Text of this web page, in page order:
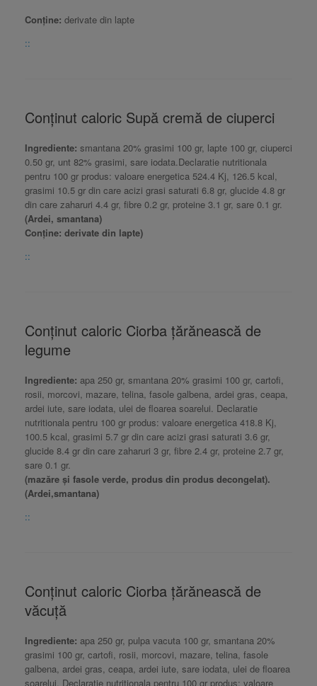
Conține: derivate din lapte
::
Conținut caloric Supă cremă de ciuperci
Ingrediente: smantana 20% grasimi 100 gr, lapte 100 gr, ciuperci
0.50 gr, unt 82% grasimi, sare iodata.Declaratie nutritionala
pentru 100 gr produs: valoare energetica 524.4 Kj, 126.5 kcal,
grasimi 10.5 gr din care acizi grasi saturati 6.8 gr, glucide 4.8 gr
din care zaharuri 4.4 gr, fibre 0.2 gr, proteine 3.1 gr, sare 0.1 gr.
(Ardei, smantana)
Conține: derivate din lapte)
::
Conținut caloric Ciorba țărănească de
legume
Ingrediente: apa 250 gr, smantana 20% grasimi 100 gr, cartofi,
rosii, morcovi, mazare, telina, fasole galbena, ardei gras, ceapa,
ardei iute, sare iodata, ulei de floarea soarelui. Declaratie
nutritionala pentru 100 gr produs: valoare energetica 418.8 Kj,
100.5 kcal, grasimi 5.7 gr din care acizi grasi saturati 3.6 gr,
glucide 8.4 gr din care zaharuri 3 gr, fibre 2.4 gr, proteine 2.7 gr,
sare 0.1 gr.
(mazăre și fasole verde, produs din produs decongelat).
(Ardei,smantana)
::
Conținut caloric Ciorba țărănească de
văcuță
Ingrediente: apa 250 gr, pulpa vacuta 100 gr, smantana 20%
grasimi 100 gr, cartofi, rosii, morcovi, mazare, telina, fasole
galbena, ardei gras, ceapa, ardei iute, sare iodata, ulei de floarea
soarelui. Declaratie nutritionala pentru 100 gr produs: valoare